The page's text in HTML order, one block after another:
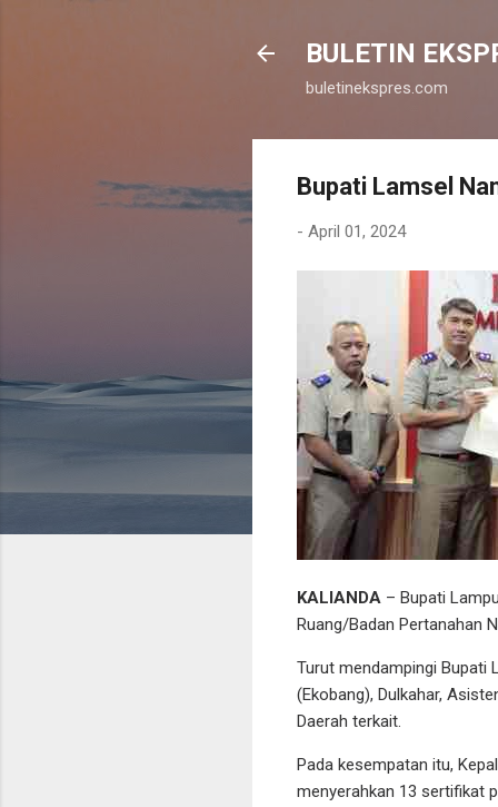
BULETIN
buletinekspres.com
Bupati Lamsel
- April 01, 2024
KALIANDA – Bupati
Ruang/Badan Pertanahan
Turut mendampingi Bupati
(Ekobang), Dulkahar,
Daerah terkait.
Pada kesempatan itu,
menyerahkan 13 sertifikat